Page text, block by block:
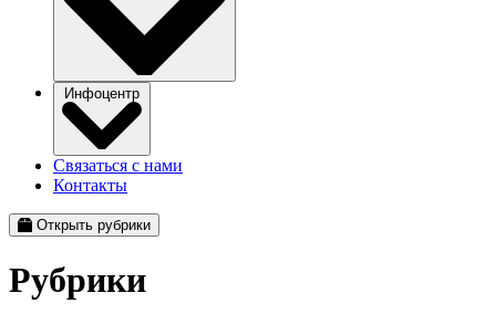
Инфоцентр
Связаться с нами
Контакты
Открыть рубрики
Рубрики